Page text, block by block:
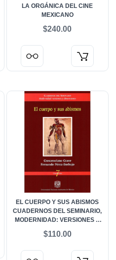
LA ORGÁNICA DEL CINE
MEXICANO
$240.00
EL CUERPO Y SUS ABISMOS
CUADERNOS DEL SEMINARIO,
MODERNIDAD: VERSIONES Y
$110.00